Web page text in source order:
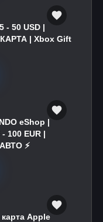
- 50 USD |
| Xbox Gift
eShop |
100 EUR |
⚡
Apple